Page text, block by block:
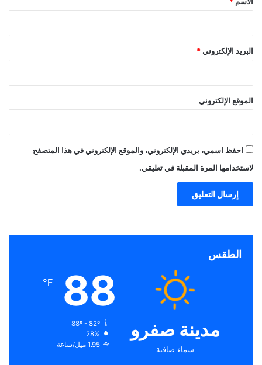
البريد الإلكتروني *
الموقع الإلكتروني
احفظ اسمي، بريدي الإلكتروني، والموقع الإلكتروني في هذا المتصفح
لاستخدامها المرة المقبلة في تعليقي.
الطقس
مدينة صفرو
سماء صافية
88
℉
88º - 82º
28%
1.95 ميل/ساعة